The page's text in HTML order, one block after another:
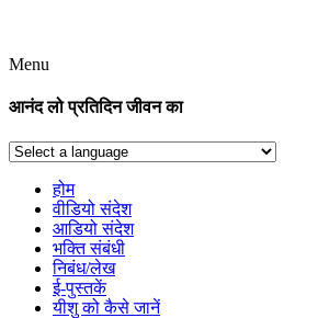
Menu
आनंद लो प्रतिदिन जीवन का
होम
वीडियो संदेश
आडियो संदेश
भक्ति संबंधी
निबंध/लेख
ई-पुस्तकें
यीशु को कैसे जानें